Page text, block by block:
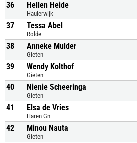
36 Hellen Heide
Haulerwijk
37 Tessa Abel
Rolde
38 Anneke Mulder
Gieten
39 Wendy Kolthof
Gieten
40 Nienie Scheeringa
Gieten
41 Elsa de Vries
Haren Gn
42 Minou Nauta
Gieten